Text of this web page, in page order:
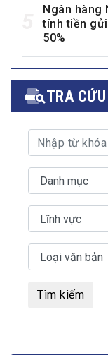
Ngân hàng
tính tiền
50%
TRA
Tìm kiếm